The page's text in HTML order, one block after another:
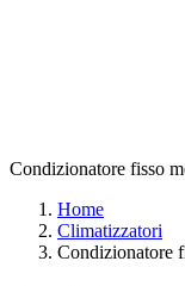
Condizionatore fisso
Home
Climatizzatori
Condizionatore